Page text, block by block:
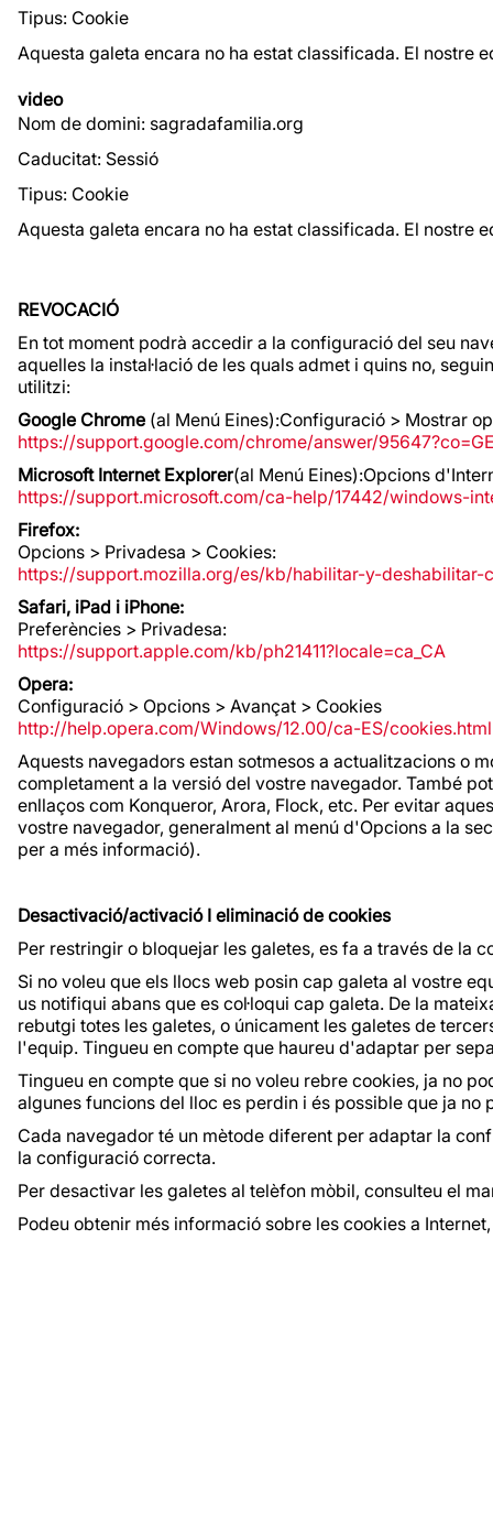
Tipus: Cookie
Aquesta galeta encara no ha estat classificada. El nostre
video
Nom de domini: sagradafamilia.org
Caducitat: Sessió
Tipus: Cookie
Aquesta galeta encara no ha estat classificada. El nostre
REVOCACIÓ
En tot moment podrà accedir a la configuració del seu
aquelles la instal·lació de les quals admet i quins no,
utilitzi:
Google Chrome (al Menú Eines):Configuració > Mostrar
https://support.google.com/chrome/answer/
Microsoft Internet Explorer(al Menú Eines):Opcions
https://support.microsoft.com/ca-help/17442/windows-
Firefox:
Opcions > Privadesa > Cookies:
https://support.mozilla.org/es/kb/habilitar-y-
Safari, iPad i iPhone:
Preferències > Privadesa:
https://support.apple.com/kb/ph21411?locale=ca_CA
Opera:
Configuració > Opcions > Avançat > Cookies
http://help.opera.com/Windows/12.00/ca-ES/cookies.html
Aquests navegadors estan sotmesos a actualitzacions o
completament a la versió del vostre navegador. També
enllaços com Konqueror, Arora, Flock, etc. Per evitar
vostre navegador, generalment al menú d'Opcions a la
per a més informació).
Desactivació/activació I eliminació de cookies
Per restringir o bloquejar les galetes, es fa a través de la
Si no voleu que els llocs web posin cap galeta al vostre
us notifiqui abans que es col·loqui cap galeta. De la
rebutgi totes les galetes, o únicament les galetes de
l'equip. Tingueu en compte que haureu d'adaptar per
Tingueu en compte que si no voleu rebre cookies, ja no
algunes funcions del lloc es perdin i és possible que ja
Cada navegador té un mètode diferent per adaptar la
la configuració correcta.
Per desactivar les galetes al telèfon mòbil, consulteu el
Podeu obtenir més informació sobre les cookies a